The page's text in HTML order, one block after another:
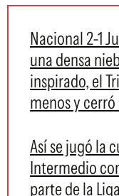
Nacional 2-1
una densa
inspirado, el
menos y
Así se jugó la
Intermedio
parte de la